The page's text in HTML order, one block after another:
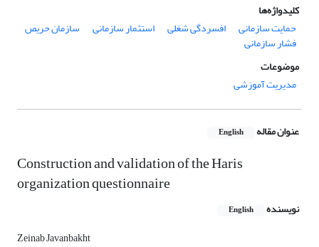
کلیدواژه‌ها
حمایت سازمانی
افسردگی شغلی استثمار سازمانی سازمان حریص
فشار سازمانی
موضوعات
مدیریت آموزشی
عنوان مقاله English
Construction and validation of the Haris
organization questionnaire
نویسنده English
Zeinab Javanbakht